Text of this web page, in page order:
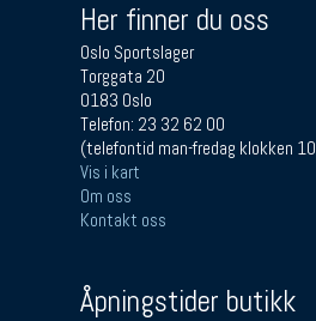
Her finner du oss
Oslo Sportslager
Torggata 20
0183 Oslo
Telefon: 23 32 62 00
(telefontid man-fredag klokken
Vis i kart
Om oss
Kontakt oss
Åpningstider butikk